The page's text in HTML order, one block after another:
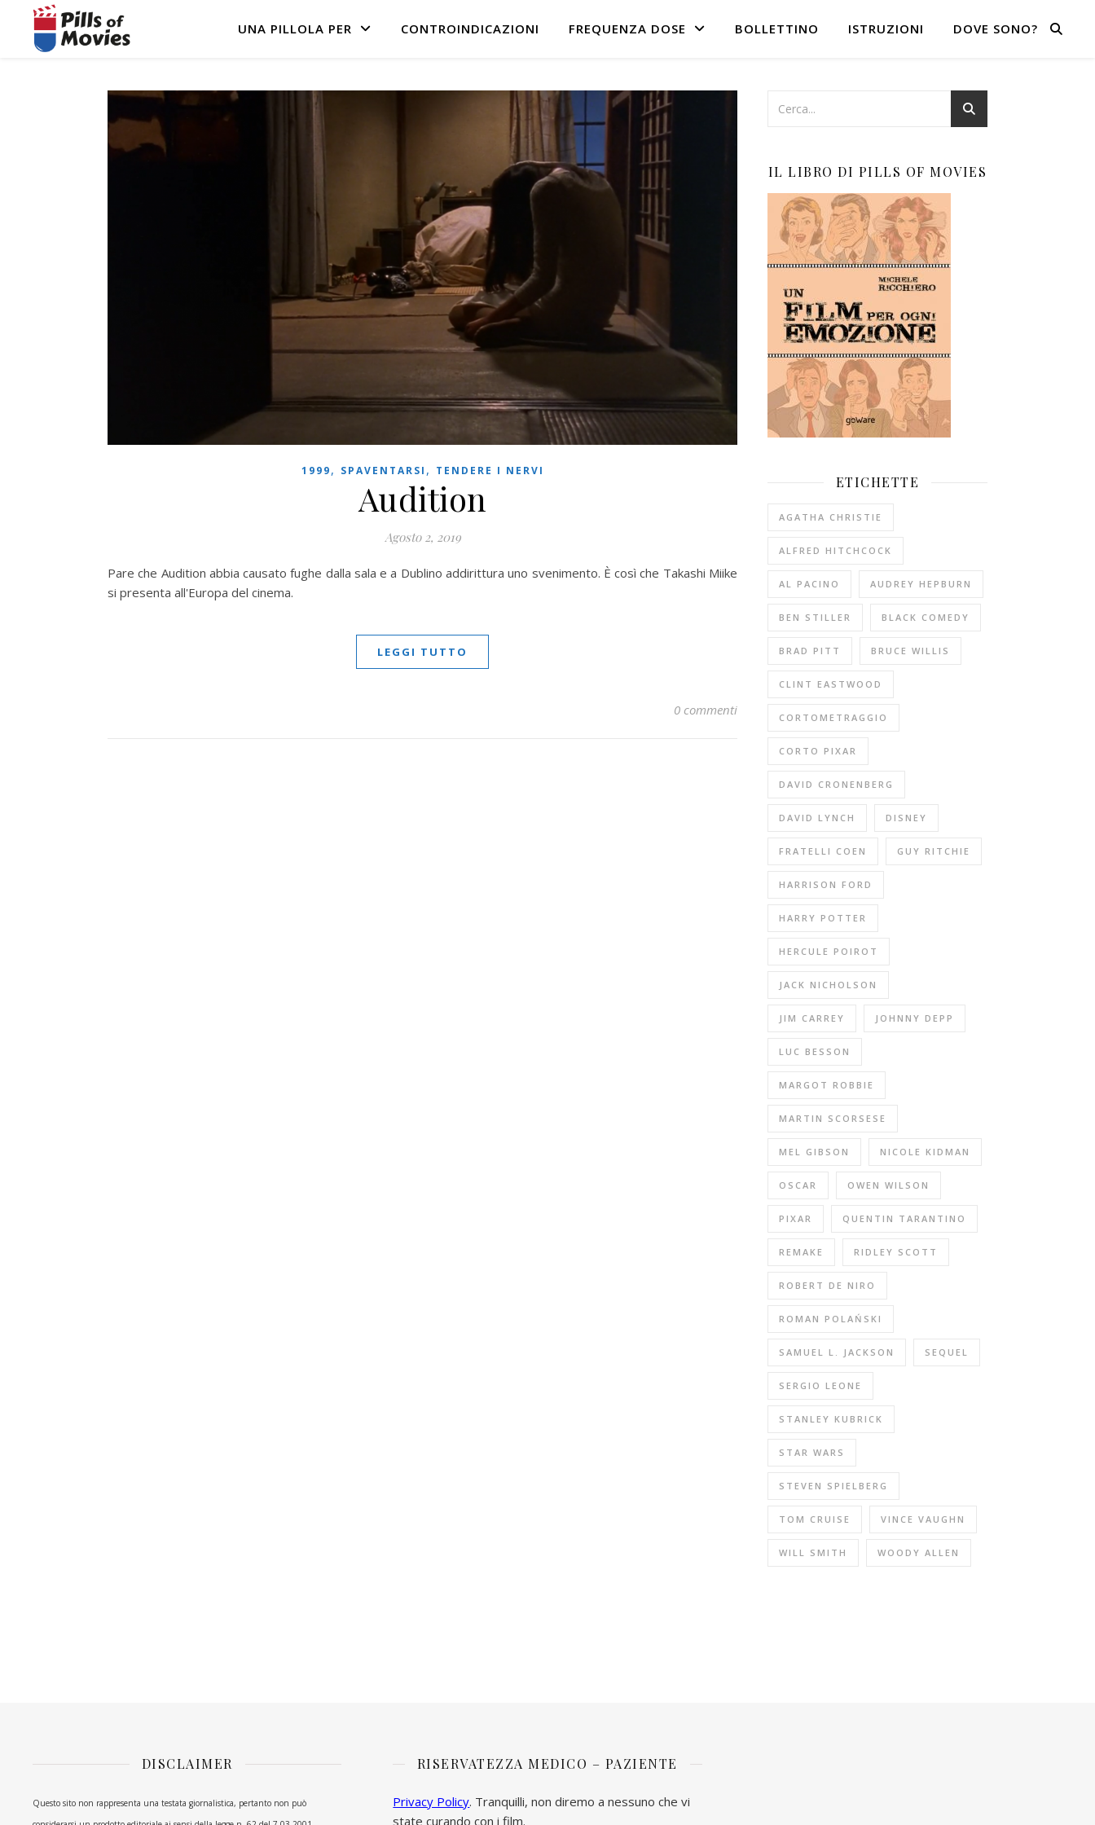
UNA PILLOLA PER CONTROINDICAZIONI FREQUENZA DOSE BOLLETTINO ISTRUZIONI DOVE SONO?
1999, SPAVENTARSI , TENDERE I NERVI
Audition
Agosto 2, 2019
Pare che Audition abbia causato fughe dalla sala e a Dublino addirittura uno svenimento. È così che Takashi Miike
si presenta all'Europa del cinema.
LEGGI TUTTO
0 commenti
IL LIBRO DI PILLS OF MOVIES
ETICHETTE
AGATHA CHRISTIE
ALFRED HITCHCOCK
AL PACINO AUDREY HEPBURN
BEN STILLER BLACK COMEDY
BRAD PITT BRUCE WILLIS
CLINT EASTWOOD
CORTOMETRAGGIO
CORTO PIXAR
DAVID CRONENBERG
DAVID LYNCH DISNEY
FRATELLI COEN GUY RITCHIE
HARRISON FORD
HARRY POTTER
HERCULE POIROT
JACK NICHOLSON
JIM CARREY JOHNNY DEPP
LUC BESSON
MARGOT ROBBIE
MARTIN SCORSESE
MEL GIBSON NICOLE KIDMAN
OSCAR OWEN WILSON
PIXAR QUENTIN TARANTINO
REMAKE RIDLEY SCOTT
ROBERT DE NIRO
ROMAN POLAŃSKI
SAMUEL L. JACKSON SEQUEL
SERGIO LEONE
STANLEY KUBRICK
STAR WARS
STEVEN SPIELBERG
TOM CRUISE VINCE VAUGHN
WILL SMITH WOODY ALLEN
DISCLAIMER
Questo sito non rappresenta una testata giornalistica, pertanto non può
RISERVATEZZA MEDICO – PAZIENTE
Privacy Policy. Tranquilli, non diremo a nessuno che vi
state curando con i film.